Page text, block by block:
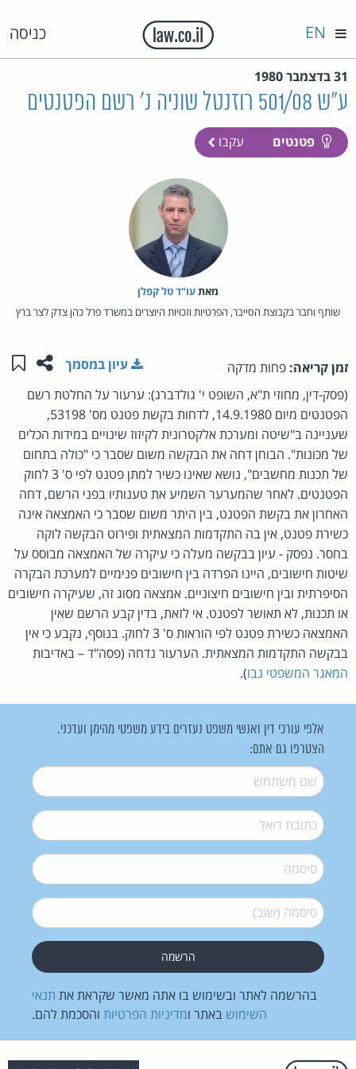
כניסה EN
31 בדצמבר 1980
ע"ש 501/08 רוזנטל שוניה נ' רשם הפטנטים
פטנטים עקבו
מאת‏עו"ד טל קפלן
שותף וחבר בקבוצת הסייבר, הפרטיות וזכויות היוצרים במשרד פרל כהן צדק לצר ברץ
זמן קריאה: פחות מדקה שתפו
עיון במסמך
(פסק-דין, מחוזי ת"א, השופט י' גולדברג): ערעור על החלטת רשם
הפטנטים מיום 14.9.1980, לדחות בקשת פטנט מס' 53198,
שעניינה ב"שיטה ומערכת אלקטרונית לקיזוז שינויים במידות הכלים
של מכונות". הבוחן דחה את הבקשה משום שסבר כי "כולה בתחום
של תכנות מחשבים", נושא שאינו כשיר למתן פטנט לפי ס' 3 לחוק
הפטנטים. לאחר שהמערער השמיע את טענותיו בפני הרשם, דחה
האחרון את בקשת הפטנט, בין היתר משום שסבר כי האמצאה אינה
כשירת פטנט, אין בה התקדמות המצאתית ופירוט הבקשה לוקה
בחסר. נפסק - עיון בבקשה מעלה כי עיקרה של האמצאה מבוסס על
שיטות חישובים, היינו הפרדה בין חישובים פנימיים למערכת הבקרה
הסיפרתית ובין חישובים חיצוניים. אמצאה מסוג זה, שעיקרה חישובים
או תכנות, לא תאושר לפטנט. אי לזאת, בדין קבע הרשם שאין
האמצאה כשירת פטנט לפי הוראות ס' 3 לחוק. בנוסף, נקבע כי אין
בבקשה התקדמות המצאתית. הערעור נדחה (פסה"ד – באדיבות
המאגר המשפטי נבו).
אלפי עורכי דין ואנשי משפט נעזרים בידע משפטי מהימן ועדכני.
הצטרפו גם אתם:
שם משתמש*
דואל*
סיסמה*
סיסמה (שוב)*
בהרשמה לאתר ובשימוש בו אתה מאשר שקראת את תנאי
השימוש באתר ומדיניות הפרטיות והסכמת להם.